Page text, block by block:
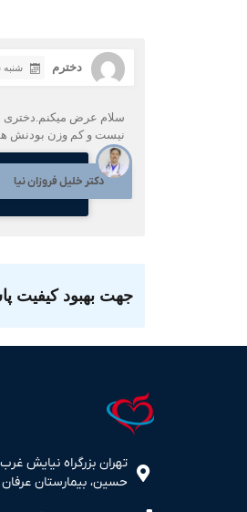
دخترم شنبه ۱۵ خرداد ۰( 5 سال پیش)
نیست و کم وزن بودنش
دکتر خلیل فروزان نیا
جهت بهبود کیفیت
تهران بزرگراه نیایش غرب
حسین، بیمارستان